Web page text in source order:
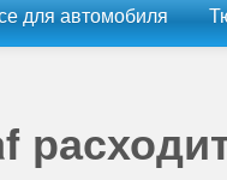
для автомобиля